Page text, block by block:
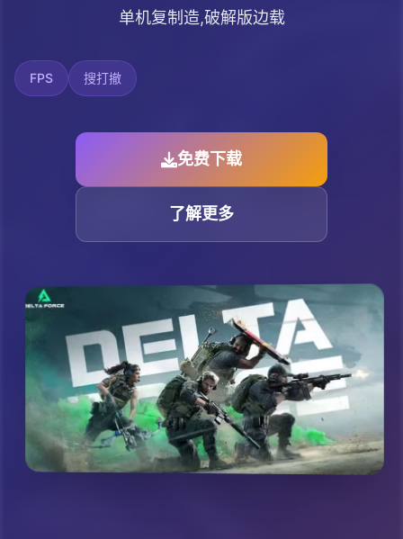
单机复制造,破解版边载
FPS 搜打撤
免费下载
了解更多